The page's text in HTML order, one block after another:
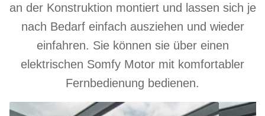
an der Konstruktion montiert und lassen sich je
nach Bedarf einfach ausziehen und wieder
einfahren. Sie können sie über einen
elektrischen Somfy Motor mit komfortabler
Fernbedienung bedienen.
Seitenmarkise